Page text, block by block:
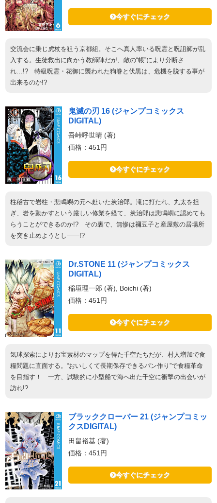
今すぐにチェック
交流会に乗じ虎杖を狙う京都組。そこへ真人率いる呪霊と呪詛師が乱
入する。生徒救出に向かう教師陣だが、敵の“帳”により分断さ
れ…!? 特級呪霊・花御に襲われた狗巻と伏黒は、危機を脱する事が
出来るのか!?
鬼滅の刃 16 (ジャンプコミックス
DIGITAL)
吾峠呼世晴 (著)
価格：451円
今すぐにチェック
柱稽古で岩柱・悲鳴嶼の元へ赴いた炭治郎。滝に打たれ、丸太を担
ぎ、岩を動かすという厳しい修業を経て、炭治郎は悲鳴嶼に認めても
らうことができるのか!? その裏で、無惨は禰豆子と産屋敷の居場所
を突き止めようとし――!?
Dr.STONE 11 (ジャンプコミックス
DIGITAL)
稲垣理一郎 (著), Boichi (著)
価格：451円
今すぐにチェック
気球探索によりお宝素材のマップを得た千空たちだが、村人増加で食
糧問題に直面する。“おいしくて長期保存できるパン作り”で食糧革命
を目指す！ 一方、試験的に小型船で海へ出た千空に衝撃の出会いが
訪れ!?
ブラッククローバー 21 (ジャンプコミッ
クスDIGITAL)
田畠裕基 (著)
価格：451円
今すぐにチェック